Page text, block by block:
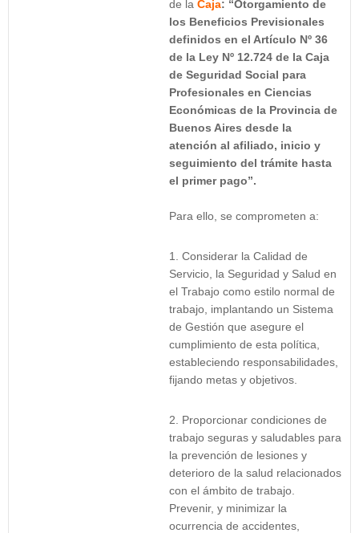
de la Caja: “Otorgamiento de
los Beneficios Previsionales
definidos en el Artículo Nº 36
de la Ley Nº 12.724 de la Caja
de Seguridad Social para
Profesionales en Ciencias
Económicas de la Provincia de
Buenos Aires desde la
atención al afiliado, inicio y
seguimiento del trámite hasta
el primer pago”.
Para ello, se comprometen a:
Considerar la Calidad de
Servicio, la Seguridad y Salud en
el Trabajo como estilo normal de
trabajo, implantando un Sistema
de Gestión que asegure el
cumplimiento de esta política,
estableciendo responsabilidades,
fijando metas y objetivos.
Proporcionar condiciones de
trabajo seguras y saludables para
la prevención de lesiones y
deterioro de la salud relacionados
con el ámbito de trabajo.
Prevenir, y minimizar la
ocurrencia de accidentes,